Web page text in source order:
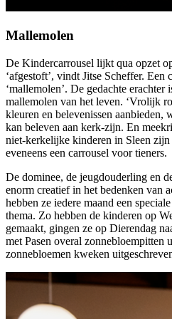
Mallemolen
De Kindercarrousel lijkt qua opzet
‘afgestoft’, vindt Jitse Scheffer. Een
‘mallemolen’. De gedachte
mallemolen van het leven. ‘Vrolijk
kleuren en belevenissen aanbieden,
kan beleven aan kerk-zijn. En
niet-kerkelijke kinderen in Sleen
eveneens een carrousel voor tieners.
De dominee, de jeugdouderling en
enorm creatief in het bedenken van
hebben ze iedere maand een
thema. Zo hebben de kinderen op
gemaakt, gingen ze op Dierendag
met Pasen overal zonnebloempitten
zonnebloemen kweken